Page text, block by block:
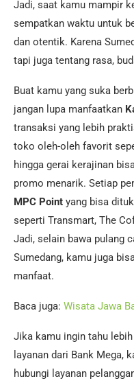
Jadi, saat kamu mampir
sempatkan waktu untuk
dan otentik. Karena
tapi juga tentang rasa,
Buat kamu yang suka
jangan lupa manfaatkan
transaksi yang lebih
toko oleh-oleh favorit
hingga gerai kerajinan
promo menarik. Setiap
MPC Point yang bisa
seperti Transmart, The
Jadi, selain bawa pulang
Sumedang, kamu juga
manfaat.
Baca juga: Wisata Jawa
Jika kamu ingin tahu
layanan dari Bank Mega,
hubungi layanan